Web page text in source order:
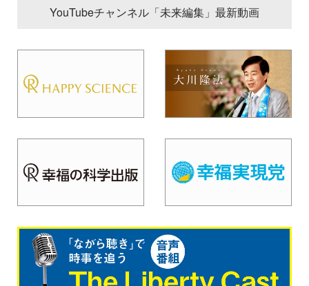
YouTubeチャンネル「未来編集」最新動画